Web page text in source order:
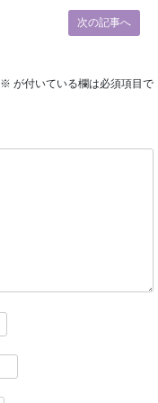
次の記事へ
※ が付いている欄は必須項目で